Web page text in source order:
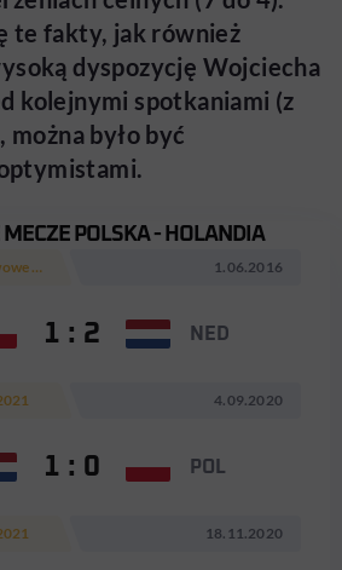
te fakty, jak również
dyspozycję Wojciecha
kolejnymi spotkaniami (z
było być
MECZE POLSKA - HOLANDIA
Mecze międzypaństwowe 2016 1.06.2016
1 : 2 NED
4.09.2020
1 : 0 POL
18.11.2020